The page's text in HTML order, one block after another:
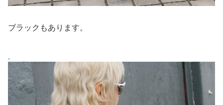
ブラックもあります。